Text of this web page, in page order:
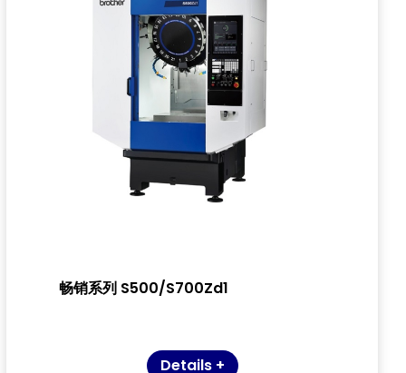
畅销系列 S500/S700Zd1
Details +